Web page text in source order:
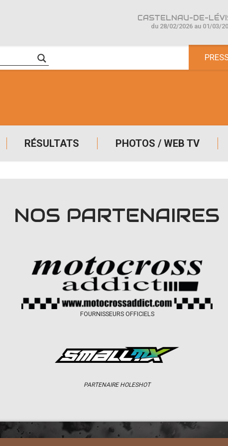
RÉSULTATS PHOTOS / WEB TV
CASTELNAU-DE-
du 28/02/2026 au 01/03/
NOS PARTENAIRES
FOURNISSEURS OFFICIELS
PARTENAIRE HOLESHOT